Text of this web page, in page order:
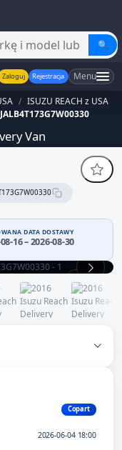
🔍
Zaloguj Rejestracja Menu
/ ISUZU REACH z USA
Van
DATA DOSTAWY
16 – 2026-08-30
Copart
2026-06-04 18:00